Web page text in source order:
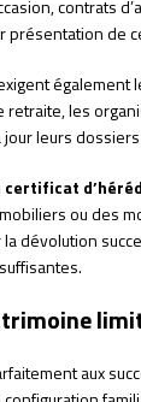
contrats
présentation de
également
retraite, les
leurs
certificat
ou des
dévolution
aux